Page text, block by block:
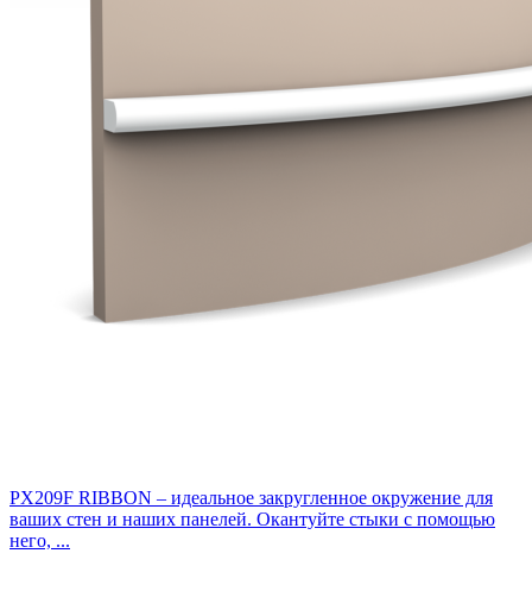
PX209F RIBBON – идеальное закругленное окружение для
ваших стен и наших панелей. Окантуйте стыки с помощью
него, ...